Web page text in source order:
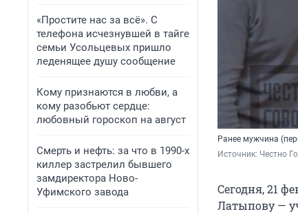
«Простите нас за всё». С
телефона исчезнувшей в тайге
семьи Усольцевых пришло
леденящее душу сообщение
Кому признаются в любви, а
кому разобьют сердце:
любовный гороскоп на август
Смерть и нефть: за что в 1990-х
киллер застрелил бывшего
замдиректора Ново-
Уфимского завода
Ранее мужчина
Источник: Честно
Сегодня, 21
Латыпову —